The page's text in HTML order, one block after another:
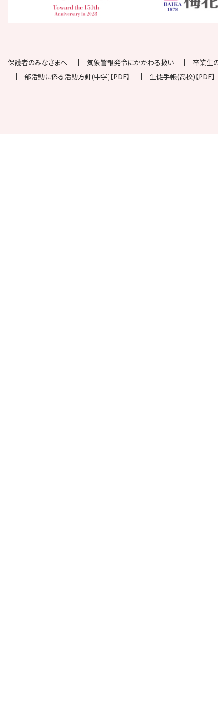
保護者のみなさまへ 気象警報発令にかかわる扱い
卒業生
部活動に係る活動方針(中学)【PDF】
生徒手帳(高校)【PDF】